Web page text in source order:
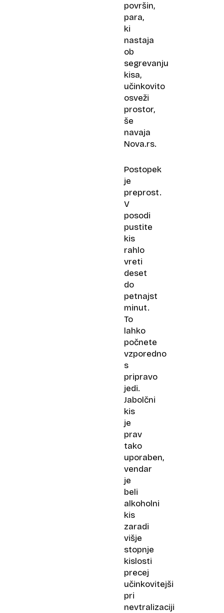
površin,
para,
ki
nastaja
ob
segrevanju
kisa,
učinkovito
osveži
prostor,
še
navaja
Nova.rs.
Postopek
je
preprost.
V
posodi
pustite
kis
rahlo
vreti
deset
do
petnajst
minut.
To
lahko
počnete
vzporedno
s
pripravo
jedi.
Jabolčni
kis
je
prav
tako
uporaben,
vendar
je
beli
alkoholni
kis
zaradi
višje
stopnje
kislosti
precej
učinkovitejši
pri
nevtralizaciji